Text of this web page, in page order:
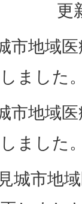
更
市地域
ました
市地域
ました
城市地